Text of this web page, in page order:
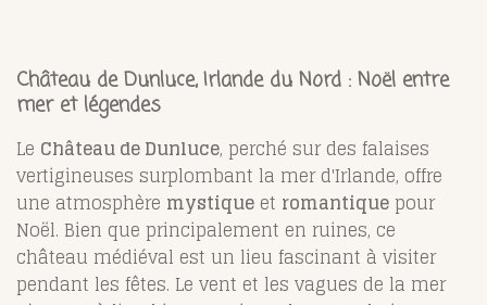
Château de Dunluce, Irlande du Nord : Noël entre
mer et légendes
Le Château de Dunluce, perché sur des falaises
vertigineuses surplombant la mer d'Irlande, offre
une atmosphère mystique et romantique pour
Noël. Bien que principalement en ruines, ce
château médiéval est un lieu fascinant à visiter
pendant les fêtes. Le vent et les vagues de la mer